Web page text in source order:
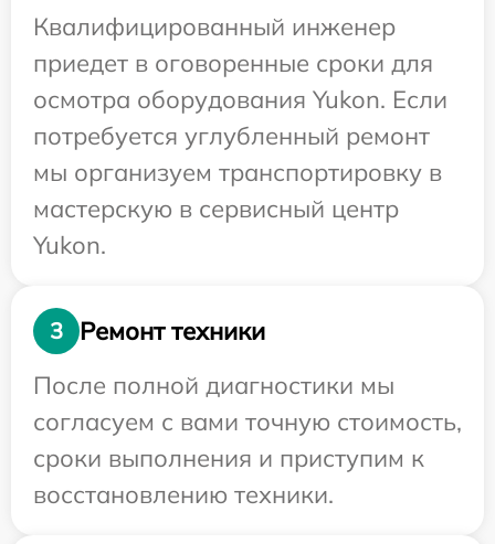
Квалифицированный инженер
приедет в оговоренные сроки для
осмотра оборудования Yukon. Если
потребуется углубленный ремонт
мы организуем транспортировку в
мастерскую в сервисный центр
Yukon.
3
Ремонт техники
После полной диагностики мы
согласуем с вами точную стоимость,
сроки выполнения и приступим к
восстановлению техники.